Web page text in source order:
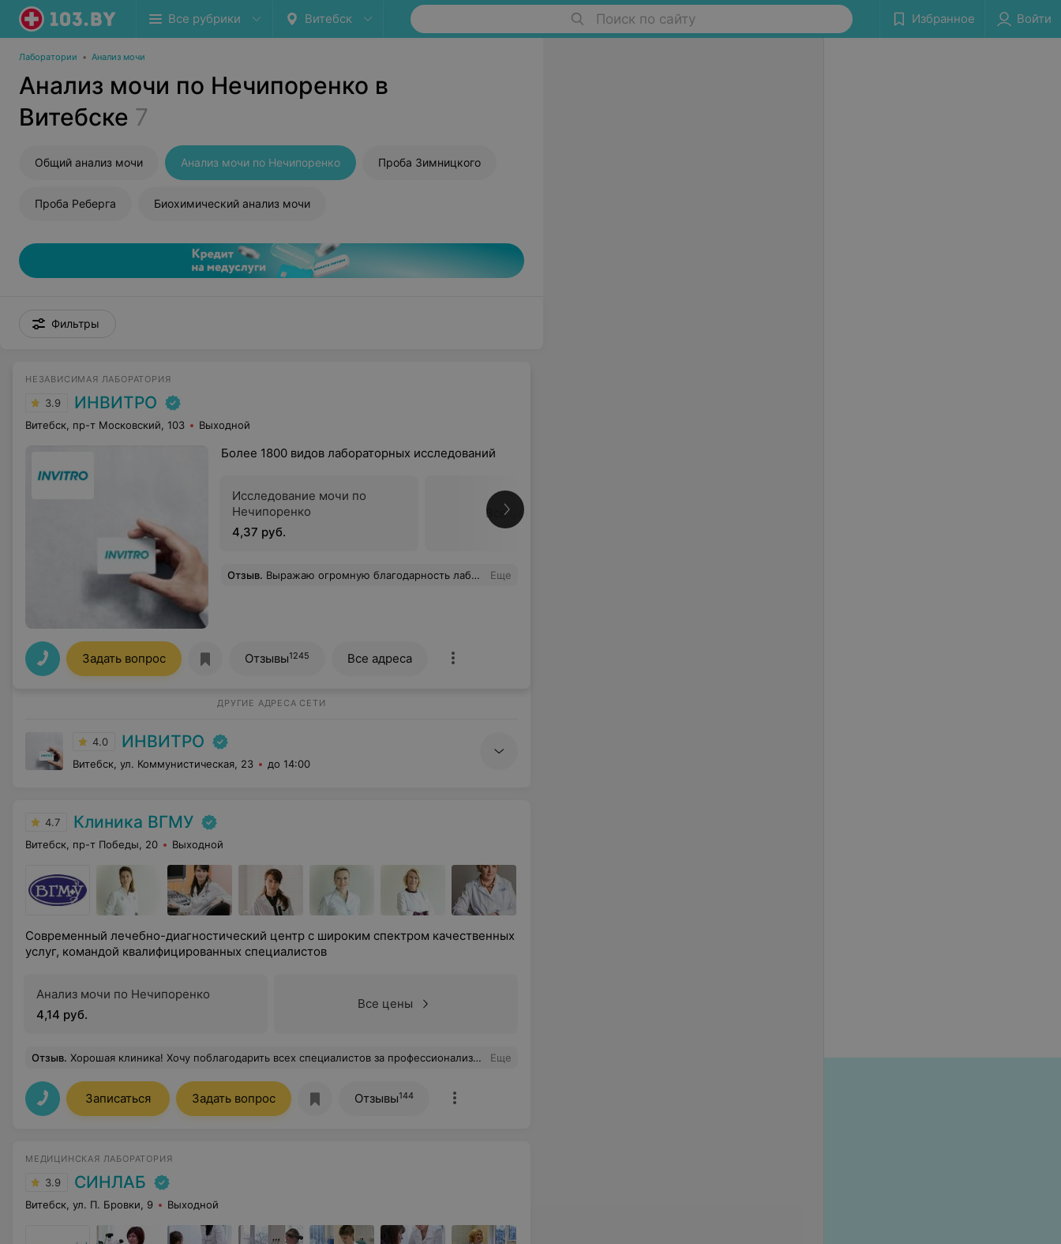
Все рубрики Витебск Поиск по сайту Избранное Войти
Лаборатории • Анализ мочи
Анализ мочи по Нечипоренко в
Витебске 7
Общий анализ мочи Анализ мочи по Нечипоренко Проба Зимницкого
Проба Реберга Биохимический анализ мочи
Фильтры
НЕЗАВИСИМАЯ ЛАБОРАТОРИЯ
3.9 ИНВИТРО
Витебск, пр-т Московский, 103 Выходной
Более 1800 видов лабораторных исследований
Исследование мочи по
Нечипоренко
4,37 руб.
Все цены
Отзыв. Выражаю огромную благодарность лаборатории Инвитро расположенной по адресу г.Витебск, ул.Коммунистическая 23. Персонал очень вежливый и доброжелательный. Отдельная благодарность профессионализму Полины!!! Вошла в положение и взяла кровь 9ти месячному малышу. Без боли и с первого раза!!! У которого вен вообще не видно( Весь персонал помогал отвлечь малыша, чтобы он и не заметил забора крови. На маленькой ручке не осталось и следа. Также Полина подсказала и помогла определиться с перечнем показателей которые нам нужны и предоставила скидку. Огромное спасибо! Советую эту лабораторию для посещения. Такого отношения к клиентам я не встречала ранее. Еще
Задать вопрос Отзывы1245 Все адреса
ДРУГИЕ АДРЕСА СЕТИ
4.0 ИНВИТРО
Витебск, ул. Коммунистическая, 23 до 14:00
4.7 Клиника ВГМУ
Витебск, пр-т Победы, 20 Выходной
Современный лечебно-диагностический центр с широким спектром качественных
услуг, командой квалифицированных специалистов
Анализ мочи по Нечипоренко
4,14 руб.
Все цены
Отзыв. Хорошая клиника! Хочу поблагодарить всех специалистов за профессионализм, компетентность. На приеме помогли мне, дали необходимые рекомендации и ответили на все вопросы. Спасибо! Еще
Записаться Задать вопрос Отзывы144
МЕДИЦИНСКАЯ ЛАБОРАТОРИЯ
3.9 СИНЛАБ
Витебск, ул. П. Бровки, 9 Выходной